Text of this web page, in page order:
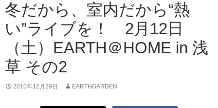
冬だから、室内だから“熱
い”ライブを！ 2月12日
（土）EARTH＠HOME in 浅
草 その2
2010年12月29日 EARTHGARDEN